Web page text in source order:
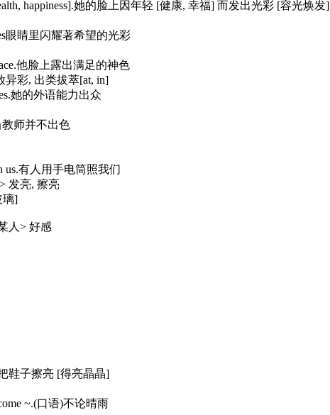
happiness].她的脸上因年轻 [健康, 幸福] 而发出光彩 [容光焕发]
眼睛里闪耀著希望的光彩
他脸上露出满足的神色
彩, 出类拔萃[at, in]
她的外语能力出众
师并不出色
us.有人用手电筒照我们
发亮, 擦亮
璃]
人> 好感
鞋子擦亮 [得亮晶晶]
~.(口语)不论晴雨